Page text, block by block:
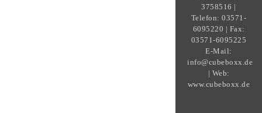
3758516 |
Telefon: 03571-
6095220 | Fax:
03571-6095225
E-Mail:
info@cubeboxx.de
| Web:
www.cubeboxx.de